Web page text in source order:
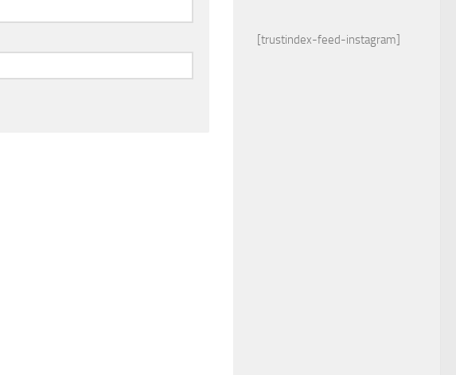
[trustindex-feed-instagram]